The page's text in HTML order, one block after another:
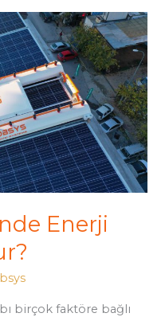
Enerji
birçok faktöre bağlı